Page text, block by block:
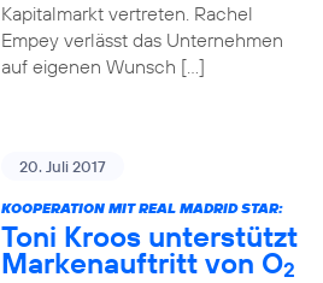
Kapitalmarkt vertreten. Rachel
Empey verlässt das Unternehmen
auf eigenen Wunsch […]
20. Juli 2017
KOOPERATION MIT REAL MADRID STAR:
Toni Kroos unterstützt
Markenauftritt von O2